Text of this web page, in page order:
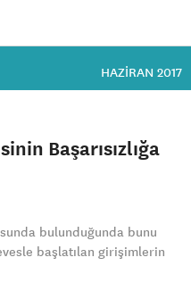
HAZIRAN 2017
Başarısızlığa
bulunduğunda bunu
başlatılan girişimlerin